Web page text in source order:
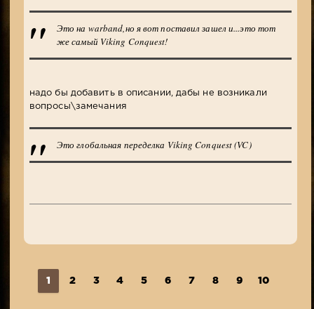
Это на warband,но я вот поставил зашел и...это тот
же самый Viking Conquest!
надо бы добавить в описании, дабы не возникали
вопросы\замечания
Это глобальная переделка Viking Conquest (VC)
1 2 3 4 5 6 7 8 9 10